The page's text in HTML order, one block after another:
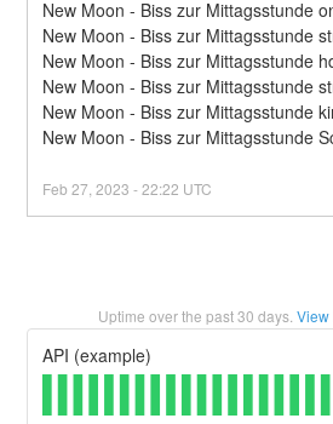
New Moon - Biss zur Mittagsstunde
New Moon - Biss zur Mittagsstunde
New Moon - Biss zur Mittagsstunde
New Moon - Biss zur Mittagsstunde
New Moon - Biss zur Mittagsstunde
New Moon - Biss zur Mittagsstunde
Feb27 ,2023 -22:22 UTC
Uptime over the past30 days. View
API (example)